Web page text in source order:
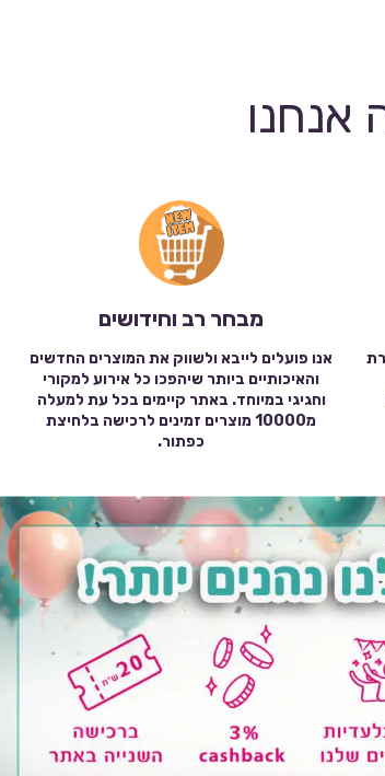
אנחנו
מבחר רב וחידושים
אנו פועלים לייבא ולשווק את המוצרים החדשים
והאיכותיים ביותר שיהפכו כל אירוע למקורי
וחגיגי במיוחד. באתר קיימים בכל עת למעלה
מ10000 מוצרים זמינים לרכישה בלחיצת
כפתור.